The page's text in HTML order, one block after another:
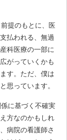
提のもとに、医
払われる、無過
科医療の一部に
がっていくかも
す。ただ、僕は
思っています。
に基づく不確実
方なのかもしれ
病院の看護師さ